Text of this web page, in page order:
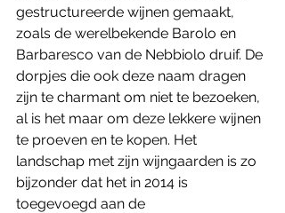
gestructureerde wijnen gemaakt,
zoals de werelbekende Barolo en
Barbaresco van de Nebbiolo druif. De
dorpjes die ook deze naam dragen
zijn te charmant om niet te bezoeken,
al is het maar om deze lekkere wijnen
te proeven en te kopen. Het
landschap met zijn wijngaarden is zo
bijzonder dat het in 2014 is
toegevoegd aan de